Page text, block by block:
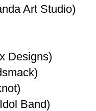
Art Studio)
Designs)
Band)